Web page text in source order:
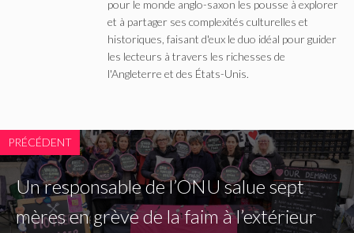
pour le monde anglo-saxon les pousse à explorer
et à partager ses complexités culturelles et
historiques, faisant d'eux le duo idéal pour guider
les lecteurs à travers les richesses de
l'Angleterre et des États-Unis.
PRÉCÉDENT
Un responsable de l’ONU salue sept
mères en grève de la faim à l’extérieur